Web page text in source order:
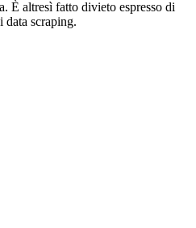
È altresì fatto divieto espresso di
data scraping.